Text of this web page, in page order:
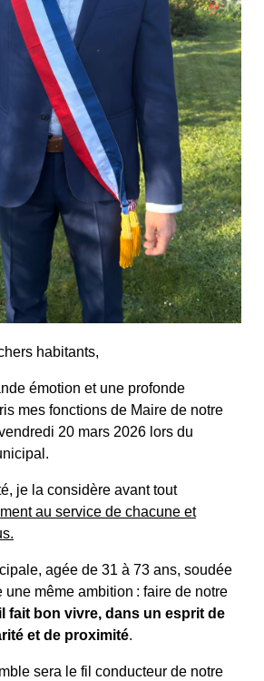
habitants,
émotion et une profonde
mes fonctions de Maire de notre
20 mars 2026 lors du
je la considère avant tout
au service de chacune et
agée de 31 à 73 ans, soudée
une même ambition : faire de notre
fait bon vivre, dans un esprit de
et de proximité.
sera le fil conducteur de notre